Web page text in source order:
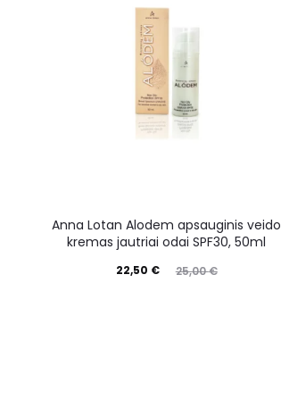
Anna Lotan Alodem apsauginis veido
kremas jautriai odai SPF30, 50ml
25,00€
22,50 €